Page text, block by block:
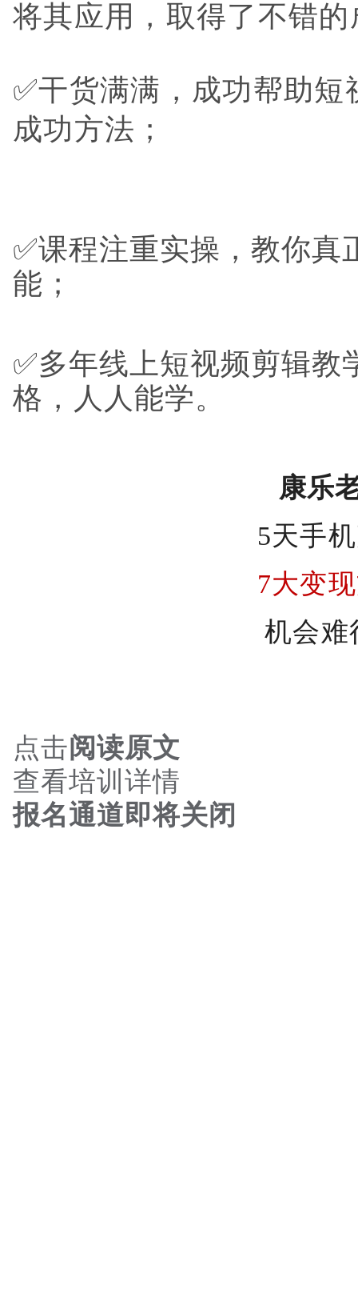
将其应用，取得了不错的
✅干货满满，成功帮助
成功方法；
✅课程注重实操，教你真
能；
✅多年线上短视频剪辑
格，人人能学。
康乐
5天手
7大变
机会难
点击阅读原文
查看培训详情
报名通道即将关闭